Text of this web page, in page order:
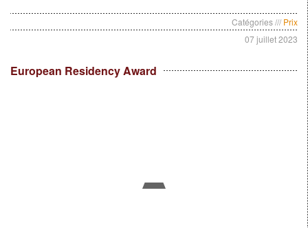
Catégories ///Prix
07 juillet 2023
European Residency Award